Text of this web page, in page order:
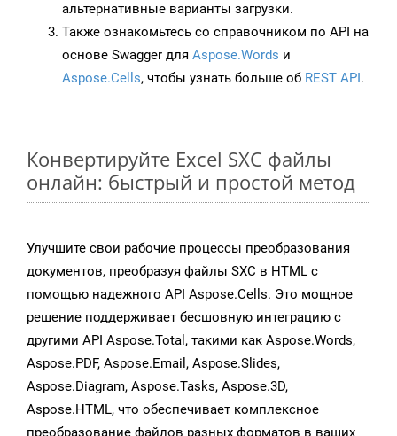
альтернативные варианты загрузки.
Также ознакомьтесь со справочником по API на
основе Swagger для Aspose.Words и
Aspose.Cells, чтобы узнать больше об REST API.
Конвертируйте Excel SXC файлы
онлайн: быстрый и простой метод
Улучшите свои рабочие процессы преобразования
документов, преобразуя файлы SXC в HTML с
помощью надежного API Aspose.Cells. Это мощное
решение поддерживает бесшовную интеграцию с
другими API Aspose.Total, такими как Aspose.Words,
Aspose.PDF, Aspose.Email, Aspose.Slides,
Aspose.Diagram, Aspose.Tasks, Aspose.3D,
Aspose.HTML, что обеспечивает комплексное
преобразование файлов разных форматов в ваших